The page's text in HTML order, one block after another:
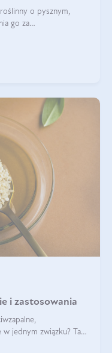
o pysznym,
go za
i zastosowania
jednym związku? Tak